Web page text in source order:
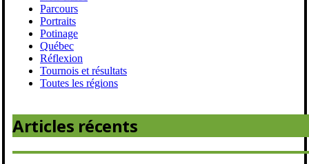
Parcours
Portraits
Potinage
Québec
Réflexion
Tournois et résultats
Toutes les régions
Articles récents